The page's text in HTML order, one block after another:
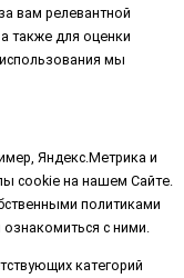
вам релевантной
также для оценки
мы
Яндекс.Метрика и
cookie на нашем Сайте.
политиками
с ними.
категорий